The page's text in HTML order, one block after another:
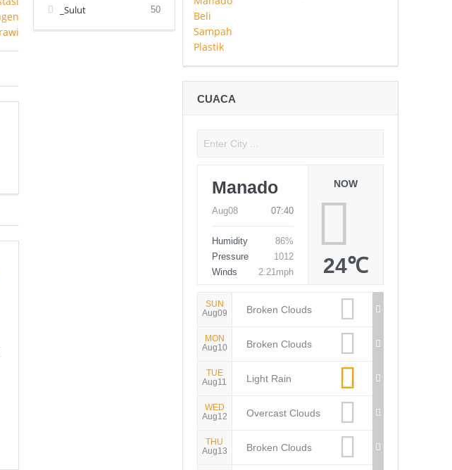
_Sulut 50
CUACA
Manado
Aug08 07:40
Humidity
86%
Pressure
1012
Winds
2.21mph
NOW
24℃
SUN
Aug09
Broken Clouds
MON
Aug10
Broken Clouds
TUE
Aug11
Light Rain
WED
Aug12
Overcast Clouds
THU
Aug13
Broken Clouds